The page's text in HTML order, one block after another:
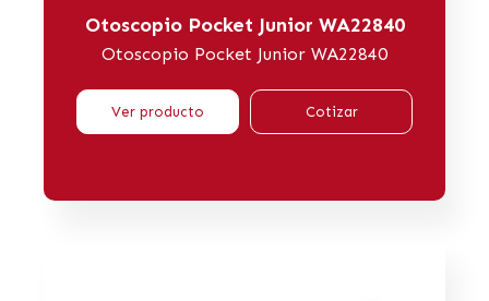
Otoscopio Pocket Junior WA22840
Otoscopio Pocket Junior WA22840
Ver producto Cotizar